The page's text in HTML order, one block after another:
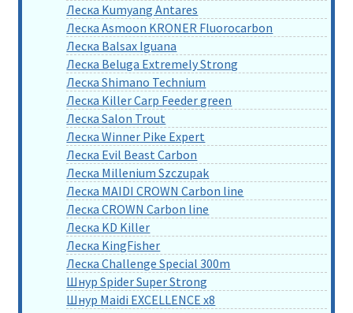
Леска Kumyang Antares
Леска Asmoon KRONER Fluorocarbon
Леска Balsax Iguana
Леска Beluga Extremely Strong
Леска Shimano Technium
Леска Killer Carp Feeder green
Леска Salon Trout
Леска Winner Pike Expert
Леска Evil Beast Carbon
Леска Millenium Szczupak
Леска MAIDI CROWN Carbon line
Леска CROWN Carbon line
Леска KD Killer
Леска KingFisher
Леска Challenge Special 300m
Шнур Spider Super Strong
Шнур Maidi EXCELLENCE x8